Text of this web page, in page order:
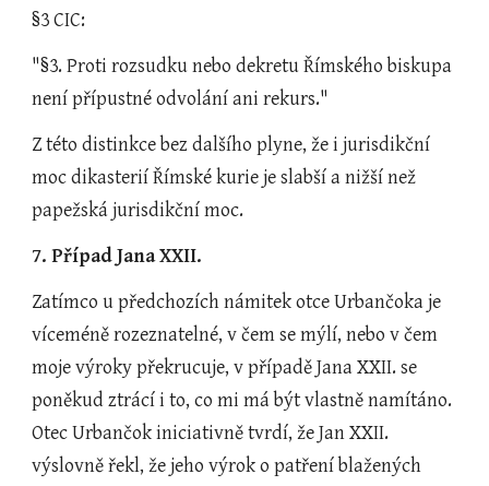
§3 CIC:
"§3. Proti rozsudku nebo dekretu Římského biskupa
není přípustné odvolání ani rekurs."
Z této distinkce bez dalšího plyne, že i jurisdikční
moc dikasterií Římské kurie je slabší a nižší než
papežská jurisdikční moc.
7. Případ Jana XXII.
Zatímco u předchozích námitek otce Urbančoka je
víceméně rozeznatelné, v čem se mýlí, nebo v čem
moje výroky překrucuje, v případě Jana XXII. se
poněkud ztrácí i to, co mi má být vlastně namítáno.
Otec Urbančok iniciativně tvrdí, že Jan XXII.
výslovně řekl, že jeho výrok o patření blažených